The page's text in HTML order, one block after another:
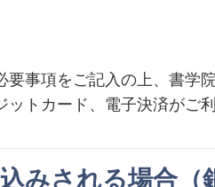
事項をご記入の上、書学
トカード、電子決済がご利
みされる場合（